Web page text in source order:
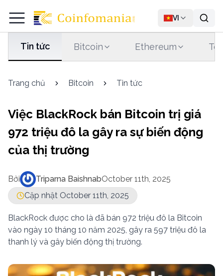
VI
Tin tức Bitcoin Ethereum
Trang chủ Bitcoin Tin tức
Việc BlackRock bán Bitcoin trị giá
972 triệu đô la gây ra sự biến động
của thị trường
Bởi Triparna BaishnabOctober 11th, 2025
Cập nhật October 11th, 2025
BlackRock được cho là đã bán 972 triệu đô la Bitcoin
vào ngày 10 tháng 10 năm 2025, gây ra 597 triệu đô la
thanh lý và gây biến động thị trường.